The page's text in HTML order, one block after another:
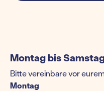
Montag bis
Bitte vereinbare vor
Montag